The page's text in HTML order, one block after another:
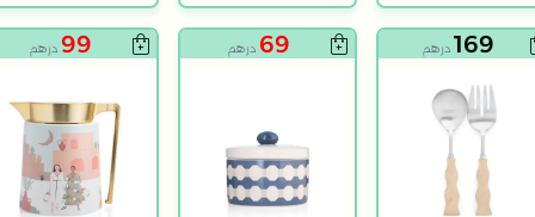
169 درهم 69 درهم 99 درهم